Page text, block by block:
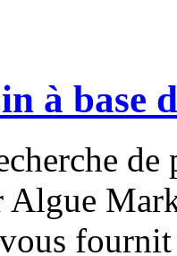
à base
Algue
fournit